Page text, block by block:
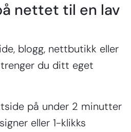
nettet til en lav
blogg, nettbutikk eller
du ditt eget
på under 2 minutter
eller 1-klikks